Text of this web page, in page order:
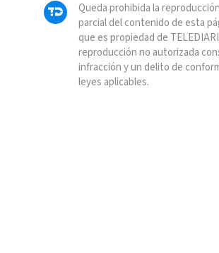
Queda prohibida la
parcial del contenido de esta
que es propiedad de
reproducción no autorizada
infracción y un delito de
leyes aplicables.